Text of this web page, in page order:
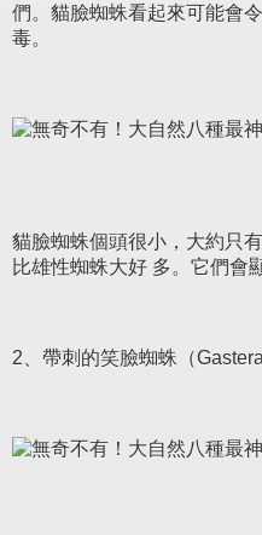
們。貓臉蜘蛛看起來可能會
毒。
貓臉蜘蛛個頭很小，大約只
比雄性蜘蛛大好 多。它們會
2、帶刺的笑臉蜘蛛（